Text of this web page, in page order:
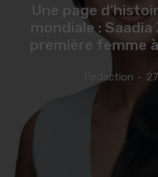
Une page
mondiale :
première femme
Redaction -